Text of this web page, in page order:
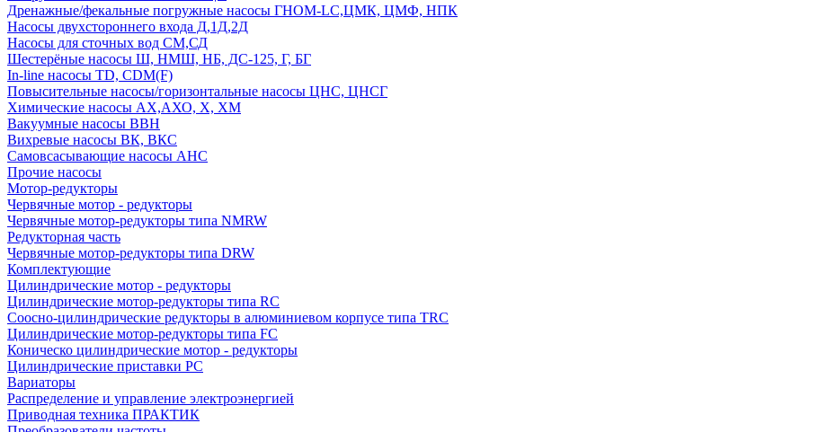
Дренажные/фекальные погружные насосы ГНОМ-LC,ЦМК, ЦМФ, НПК
Насосы двухстороннего входа Д,1Д,2Д
Насосы для сточных вод СМ,СД
Шестерёные насосы Ш, НМШ, НБ, ДС-125, Г, БГ
In-line насосы TD, CDM(F)
Повысительные насосы/горизонтальные насосы ЦНС, ЦНСГ
Химические насосы АХ,АХО, Х, ХМ
Вакуумные насосы ВВН
Вихревые насосы ВК, ВКС
Самовсасывающие насосы АНС
Прочие насосы
Мотор-редукторы
Червячные мотор - редукторы
Червячные мотор-редукторы типа NMRW
Редукторная часть
Червячные мотор-редукторы типа DRW
Комплектующие
Цилиндрические мотор - редукторы
Цилиндрические мотор-редукторы типа RC
Соосно-цилиндрические редукторы в алюминиевом корпусе типа TRC
Цилиндрические мотор-редукторы типа FC
Коническо цилиндрические мотор - редукторы
Цилиндрические приставки PC
Вариаторы
Распределение и управление электроэнергией
Приводная техника ПРАКТИК